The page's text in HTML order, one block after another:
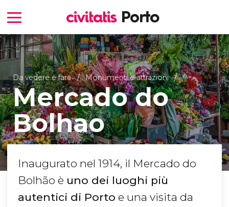
Da vedere e fare Monumenti e attrazioni
Mercado do
Bolhao
Inaugurato nel 1914, il Mercado do
Bolhão è uno dei luoghi più
autentici di Porto e una visita da